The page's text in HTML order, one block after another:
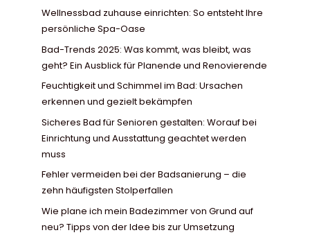
Wellnessbad zuhause einrichten: So entsteht Ihre
persönliche Spa-Oase
Bad-Trends 2025: Was kommt, was bleibt, was
geht? Ein Ausblick für Planende und Renovierende
Feuchtigkeit und Schimmel im Bad: Ursachen
erkennen und gezielt bekämpfen
Sicheres Bad für Senioren gestalten: Worauf bei
Einrichtung und Ausstattung geachtet werden
muss
Fehler vermeiden bei der Badsanierung – die
zehn häufigsten Stolperfallen
Wie plane ich mein Badezimmer von Grund auf
neu? Tipps von der Idee bis zur Umsetzung